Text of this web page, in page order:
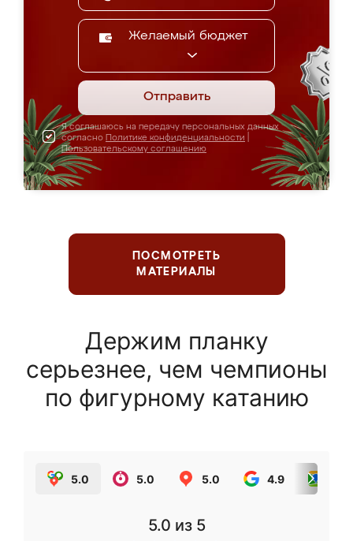
Желаемый бюджет
Отправить
Я соглашаюсь на передачу персональных данных
согласно Политике конфиденциальности
Пользовательскому соглашению
ПОСМОТРЕТЬ
МАТЕРИАЛЫ
Держим планку
серьезнее, чем чемпионы
по фигурному катанию
5.0 5.0 5.0 4.9
5.0 из 5